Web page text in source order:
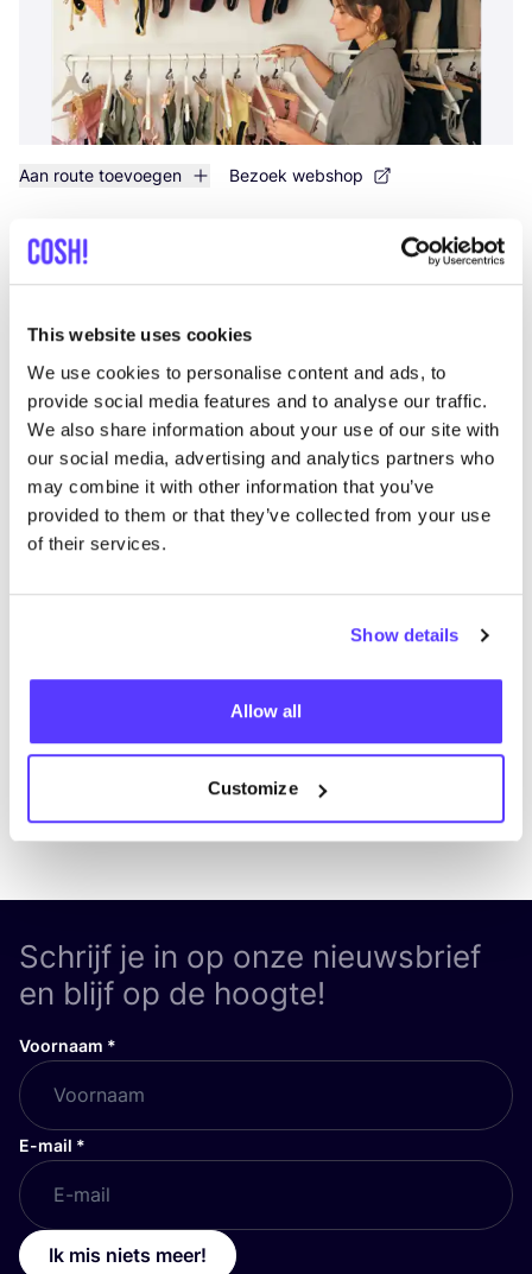
This website uses cookies
We use cookies to personalise content and ads, to
provide social media features and to analyse our traffic.
We also share information about your use of our site with
our social media, advertising and analytics partners who
may combine it with other information that you’ve
provided to them or that they’ve collected from your use
of their services.
Show details
Allow all
Customize
Aan route toevoegen Bezoek webshop
Fashion Space
Avenida Francisco Andrade Fumero 1, Arona
like
List Map
Schrijf je in op onze nieuwsbrief
en blijf op de hoogte!
Voornaam *
E-mail *
Ik mis niets meer!